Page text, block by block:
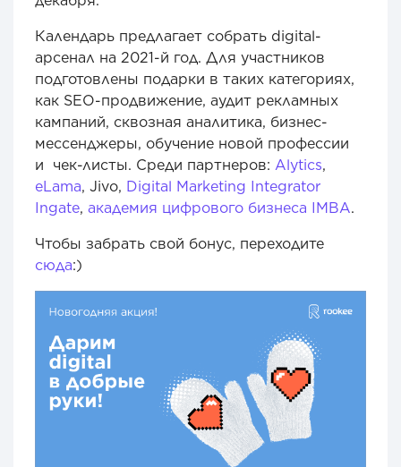
Календарь предлагает собрать digital-
арсенал на 2021-й год. Для участников
подготовлены подарки в таких категориях,
как SEO-продвижение, аудит рекламных
кампаний, сквозная аналитика, бизнес-
мессенджеры, обучение новой профессии
и чек-листы. Среди партнеров: Alytics,
eLama, Jivo, Digital Marketing Integrator
Ingate, академия цифрового бизнеса IMBA.
Чтобы забрать свой бонус, переходите
сюда:)